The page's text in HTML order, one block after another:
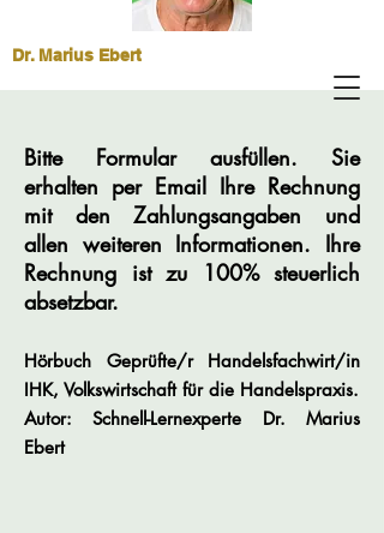
Dr. Marius Ebert
Bitte Formular ausfüllen. Sie
erhalten per Email Ihre Rechnung
mit den Zahlungsangaben und
allen weiteren Informationen. Ihre
Rechnung ist zu 100% steuerlich
absetzbar.
Hörbuch Geprüfte/r Handelsfachwirt/in
IHK, Volkswirtschaft für die Handelspraxis.
Autor: Schnell-Lernexperte Dr. Marius
Ebert